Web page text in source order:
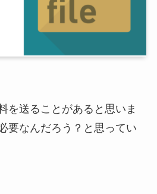
を送ることがあると思いま
要なんだろう？と思ってい